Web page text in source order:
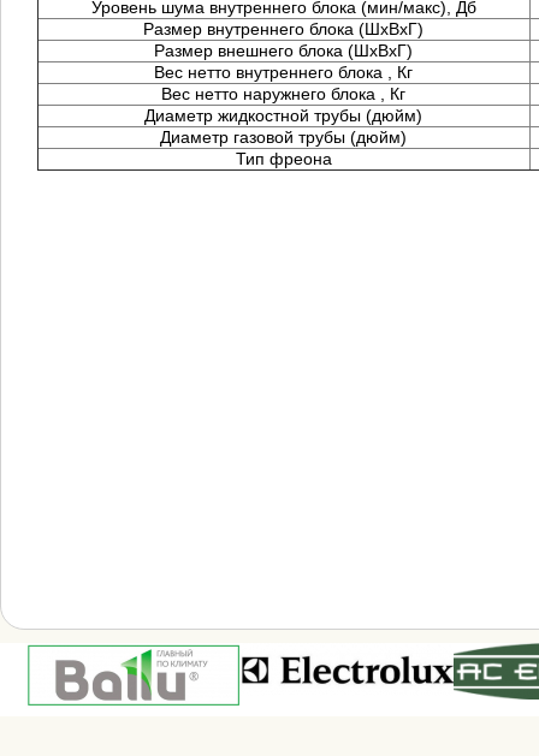
Уровень шума внутреннего блока (мин/макс), Дб
Размер внутреннего блока (ШxВxГ)
Размер внешнего блока (ШxВxГ)
Вес нетто внутреннего блока , Кг
Вес нетто наружнего блока , Кг
Диаметр жидкостной трубы (дюйм)
Диаметр газовой трубы (дюйм)
Тип фреона